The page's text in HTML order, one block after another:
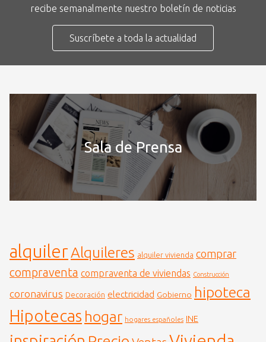
recibe semanalmente nuestro boletín de noticias
Suscríbete a toda la actualidad
Sala de Prensa
alquilerAlquileres alquiler vivienda comprar
compraventa compraventa de viviendas Construcción
coronavirus Decoración electricidad Gobierno hipoteca
Hipotecas hogar hogares españoles INE